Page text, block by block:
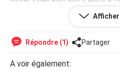
atteint de trisomie et depuis
2fois mon bébé. Aujourd'hui
Est que c'est normal ou c'est
Répondre (1) Partager
A voir également: